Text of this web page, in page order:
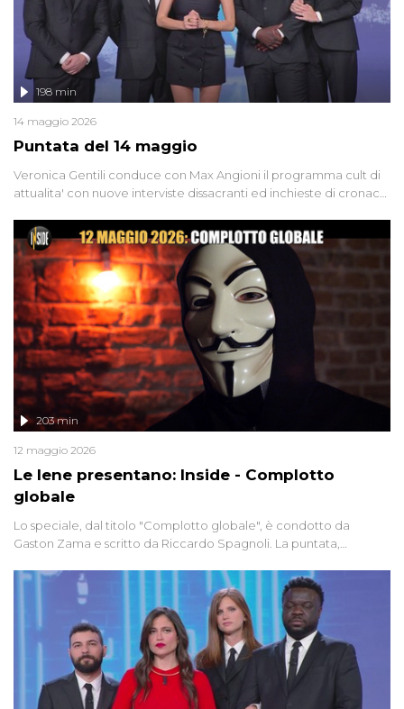
Puntata del 14 maggio
198 min
14 maggio 2026
Veronica Gentili conduce con Max Angioni il programma cult di
attualita' con nuove interviste dissacranti ed inchieste di cronaca
Le Iene presentano: Inside - Complotto
globale
203 min
12 maggio 2026
Lo speciale, dal titolo "Complotto globale", è condotto da
Gaston Zama e scritto da Riccardo Spagnoli. La puntata,
racconta l'universo delle narrazioni alternative, dei sospetti
globali e del complottismo che negli ultimi anni hanno invaso
social network, talk show, piazze digitali e immaginario collettivo.